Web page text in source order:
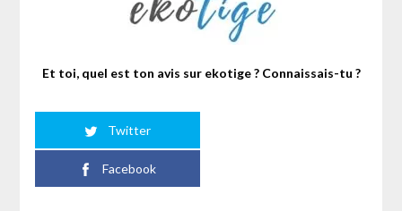
Et toi, quel est ton avis sur ekotige ? Connaissais-tu ?
Twitter
Facebook